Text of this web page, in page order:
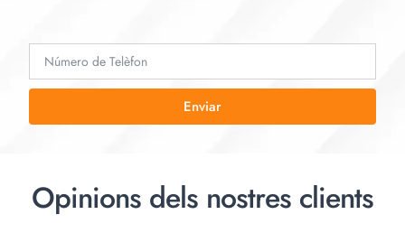
Enviar
Opinions dels nostres clients